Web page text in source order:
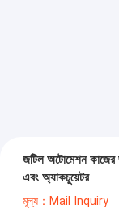
জটিল অটোমেশন কাজের
এবং অ্যাকচুয়েটর
মূল্য：Mail Inquiry